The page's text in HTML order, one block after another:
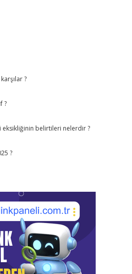
?
?
eksikliğinin belirtileri nelerdir ?
?